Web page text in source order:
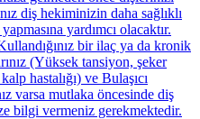
diş hekiminizin daha sağlıklı
yardımcı olacaktır.
bir ilaç ya da kronik
(Yüksek tansiyon, şeker
kalp hastalığı) ve Bulaşıcı
varsa mutlaka öncesinde diş
bilgi vermeniz gerekmektedir.